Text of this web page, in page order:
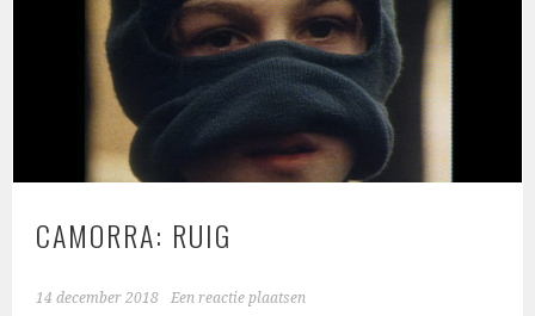
CAMORRA: RUIG
14 december 2018 Een reactie plaatsen